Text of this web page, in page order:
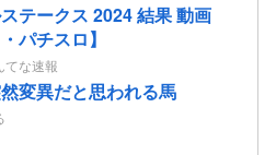
テークス 2024 結果 動画
パチスロ】
てな速報
然変異だと思われる馬